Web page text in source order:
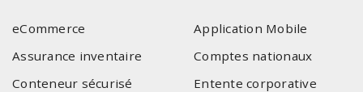
eCommerce
Application Mobile
Assurance inventaire
Comptes nationaux
Conteneur sécurisé
Entente corporative